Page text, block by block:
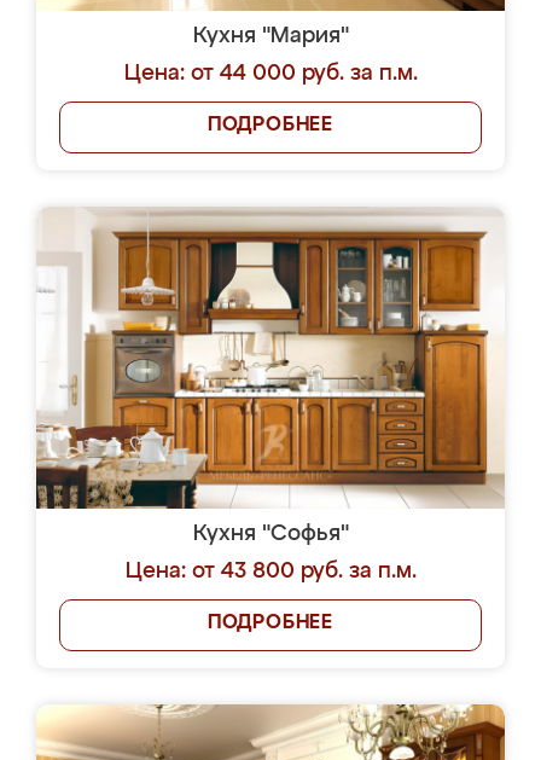
Кухня "Мария"
Цена: от 44 000 руб. за п.м.
ПОДРОБНЕЕ
Кухня "Софья"
Цена: от 43 800 руб. за п.м.
ПОДРОБНЕЕ